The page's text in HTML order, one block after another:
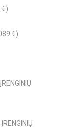
€)
€)